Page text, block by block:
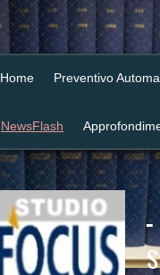
Home Preventivo
NewsFlash